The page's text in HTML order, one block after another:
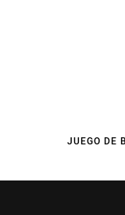
JUEGO DE